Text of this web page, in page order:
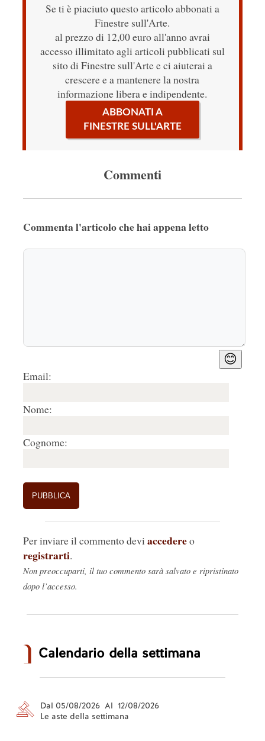
Se ti è piaciuto questo articolo abbonati a
Finestre sull'Arte.
al prezzo di 12,00 euro all'anno avrai
accesso illimitato agli articoli pubblicati sul
sito di Finestre sull'Arte e ci aiuterai a
crescere e a mantenere la nostra
informazione libera e indipendente.
ABBONATI A
FINESTRE SULL'ARTE
Commenti
Commenta l'articolo che hai appena letto
😊
Email:
Nome:
Cognome:
Per inviare il commento devi accedereo
registrarti.
Non preoccuparti, il tuo commento sarà salvato e ripristinato
dopo l’accesso.
Calendario della settimana
Dal 05/08/2026 Al 12/08/2026
Le aste della settimana